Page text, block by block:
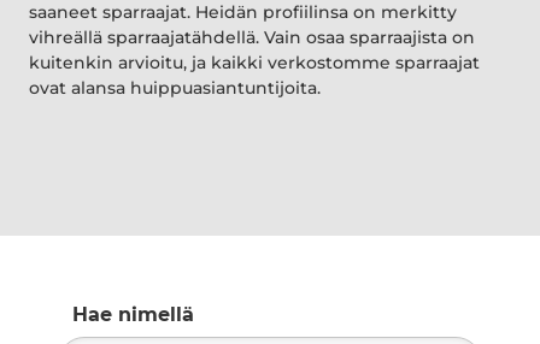
saaneet sparraajat. Heidän profiilinsa on merkitty
vihreällä sparraajatähdellä. Vain osaa sparraajista on
kuitenkin arvioitu, ja kaikki verkostomme sparraajat
ovat alansa huippuasiantuntijoita.
Hae nimellä